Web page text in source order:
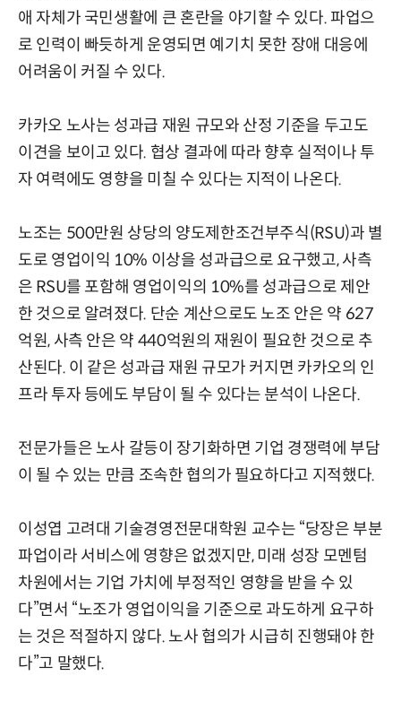
애 자체가 국민생활에 큰 혼란을 야기할 수 있다. 파업으
로 인력이 빠듯하게 운영되면 예기치 못한 장애 대응에
어려움이 커질 수 있다.
카카오 노사는 성과급 재원 규모와 산정 기준을 두고도
이견을 보이고 있다. 협상 결과에 따라 향후 실적이나 투
자 여력에도 영향을 미칠 수 있다는 지적이 나온다.
노조는 500만원 상당의 양도제한조건부주식(RSU)과 별
도로 영업이익 10% 이상을 성과급으로 요구했고, 사측
은 RSU를 포함해 영업이익의 10%를 성과급으로 제안
한 것으로 알려졌다. 단순 계산으로도 노조 안은 약 627
억원, 사측 안은 약 440억원의 재원이 필요한 것으로 추
산된다. 이 같은 성과급 재원 규모가 커지면 카카오의 인
프라 투자 등에도 부담이 될 수 있다는 분석이 나온다.
전문가들은 노사 갈등이 장기화하면 기업 경쟁력에 부담
이 될 수 있는 만큼 조속한 협의가 필요하다고 지적했다.
이성엽 고려대 기술경영전문대학원 교수는 “당장은 부분
파업이라 서비스에 영향은 없겠지만, 미래 성장 모멘텀
차원에서는 기업 가치에 부정적인 영향을 받을 수 있
다”면서 “노조가 영업이익을 기준으로 과도하게 요구하
는 것은 적절하지 않다. 노사 협의가 시급히 진행돼야 한
다”고 말했다.